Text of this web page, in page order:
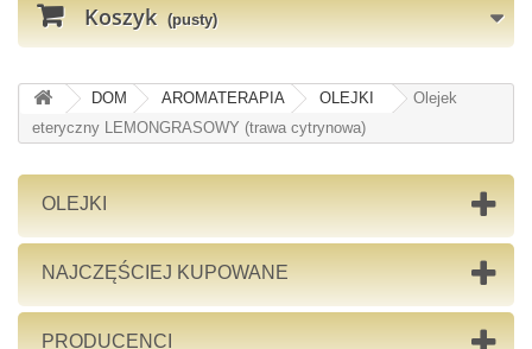
Koszyk (pusty)
DOM AROMATERAPIA OLEJKI
Olejek
eteryczny LEMONGRASOWY (trawa cytrynowa)
OLEJKI
NAJCZĘŚCIEJ KUPOWANE
PRODUCENCI